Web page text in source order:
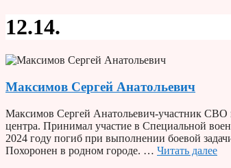
12.14.
Максимов Сергей Анатольевич
Максимов Сергей Анатольевич-участник СВО
центра. Принимал участие в Специальной
2024 году погиб при выполнении боевой
Похоронен в родном городе. … Читать далее